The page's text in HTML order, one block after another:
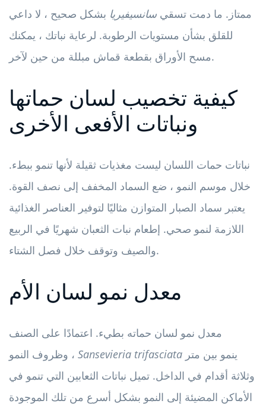
ممتاز. ما دمت تسقي سانسيفيريا بشكل صحيح ، لا داعي
للقلق بشأن مستويات الرطوبة. لرعاية نباتك ، يمكنك
مسح الأوراق بقطعة قماش مبللة من حين لآخر.
كيفية تخصيب لسان حماتها
ونباتات الأفعى الأخرى
نباتات حمات اللسان ليست مغذيات ثقيلة لأنها تنمو ببطء.
خلال موسم النمو ، ضع السماد المخفف إلى نصف القوة.
يعتبر سماد الصبار المتوازن مثاليًا لتوفير العناصر الغذائية
اللازمة لنمو صحي. إطعام نبات الثعبان شهريًا في الربيع
والصيف وتوقف خلال فصل الشتاء.
معدل نمو لسان الأم
معدل نمو لسان حماته بطيء. اعتمادًا على الصنف
وظروف النمو ، Sansevieria trifasciata
وثلاثة أقدام في الداخل. تميل نباتات الثعابين التي تنمو في
الأماكن المضيئة إلى النمو بشكل أسرع من تلك الموجودة